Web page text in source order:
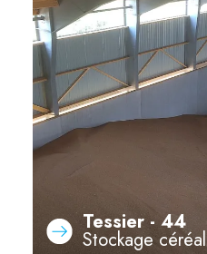
Tessier - 44
Stockage